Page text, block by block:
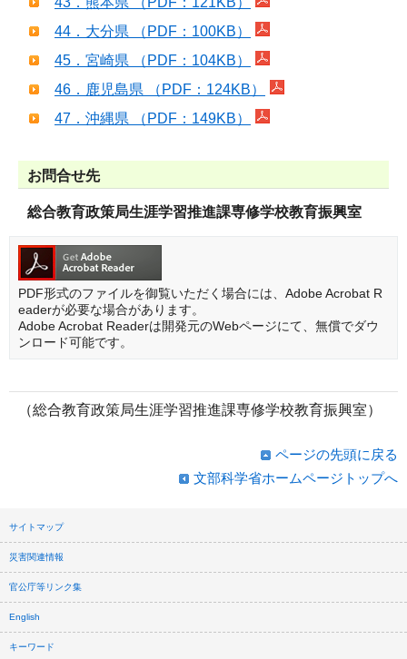
44．大分県 （PDF：100KB）
45．宮崎県 （PDF：104KB）
46．鹿児島県 （PDF：124KB）
47．沖縄県 （PDF：149KB）
お問合せ先
総合教育政策局生涯学習推進課専修学校教育振興室
PDF形式のファイルを御覧いただく場合には、Adobe Acrobat R
eaderが必要な場合があります。
Adobe Acrobat Readerは開発元のWebページにて、無償でダウ
ンロード可能です。
（総合教育政策局生涯学習推進課専修学校教育振興室）
ページの先頭に戻る
文部科学省ホームページトップへ
サイトマップ
災害関連情報
官公庁等リンク集
English
キーワード